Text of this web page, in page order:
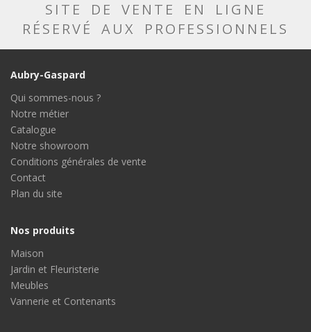
SITE DE VENTE EN LIGNE
RÉSERVÉ AUX PROFESSIONNELS
Aubry-Gaspard
Qui sommes-nous ?
Notre métier
Catalogue
Notre showroom
Conditions générales de vente
Contact
Plan du site
Nos produits
Maison
Jardin et Fleuristerie
Meubles
Vannerie et Contenants